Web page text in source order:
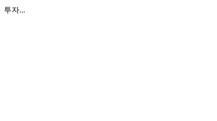
투자...